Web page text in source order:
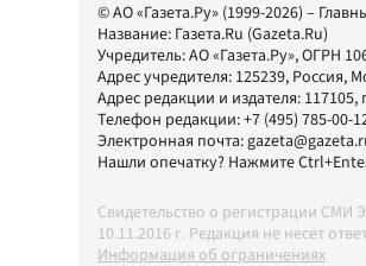
© АО «Газета.Ру» (1999-2026) –
Название: Газета.Ru (Gazeta.Ru)
Учредитель:АО «Газета.Ру», ОГРН
Адрес учредителя: 125239, Россия,
Адрес редакции и издателя: 117105,
Телефон редакции:+7 (495) 785-00-
Электронная почта:
Нашли опечатку? Нажмите
Свидетельство о регистрации
10.11.2016 г. Редакция не несет
Информация об ограничениях